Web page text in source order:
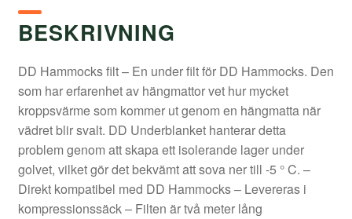
BESKRIVNING
DD Hammocks filt – En under filt för DD Hammocks. Den
som har erfarenhet av hängmattor vet hur mycket
kroppsvärme som kommer ut genom en hängmatta när
vädret blir svalt. DD Underblanket hanterar detta
problem genom att skapa ett isolerande lager under
golvet, vilket gör det bekvämt att sova ner till -5 ° C. –
Direkt kompatibel med DD Hammocks – Levereras i
kompressionssäck – Filten är två meter lång